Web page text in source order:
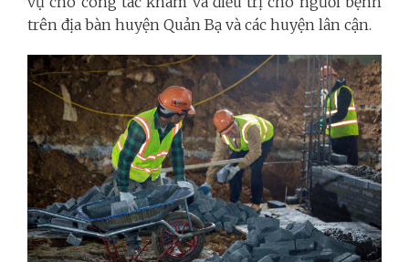
trên địa bàn huyện Quản Bạ và các huyện lân cận.